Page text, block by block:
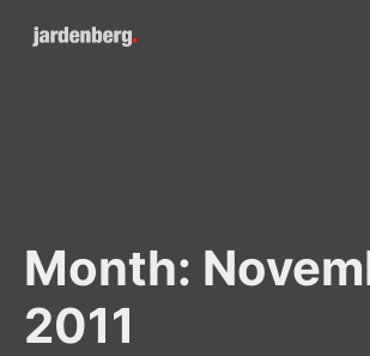
Month:
2011